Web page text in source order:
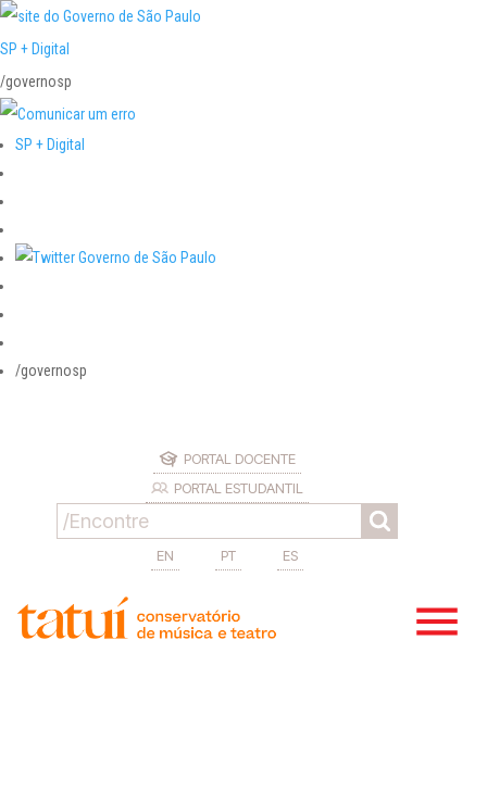
SP + Digital
/governosp
SP + Digital
/governosp
PORTAL DOCENTE
PORTAL ESTUDANTIL
EN PT ES